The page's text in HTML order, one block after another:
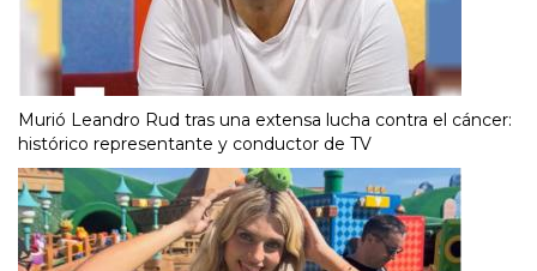
Murió Leandro Rud tras una extensa lucha contra el cáncer:
histórico representante y conductor de TV